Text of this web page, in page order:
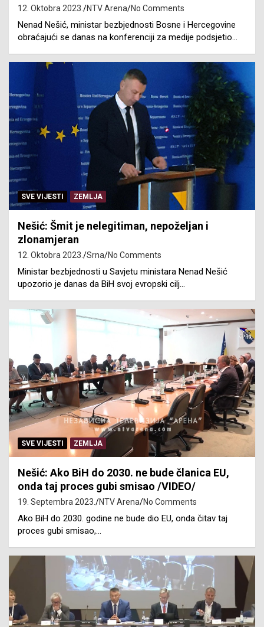
12. Oktobra 2023. NTV Arena No Comments
Nenad Nešić, ministar bezbjednosti Bosne i Hercegovine
obraćajući se danas na konferenciji za medije podsjetio…
SVE VIJESTI ZEMLJA
Nešić: Šmit je nelegitiman, nepoželjan i
zlonamjeran
12. Oktobra 2023. Srna No Comments
Ministar bezbjednosti u Savjetu ministara Nenad Nešić
upozorio je danas da BiH svoj evropski cilj…
SVE VIJESTI ZEMLJA
Nešić: Ako BiH do 2030. ne bude članica EU,
onda taj proces gubi smisao /VIDEO/
19. Septembra 2023. NTV Arena No Comments
Ako BiH do 2030. godine ne bude dio EU, onda čitav taj
proces gubi smisao,…